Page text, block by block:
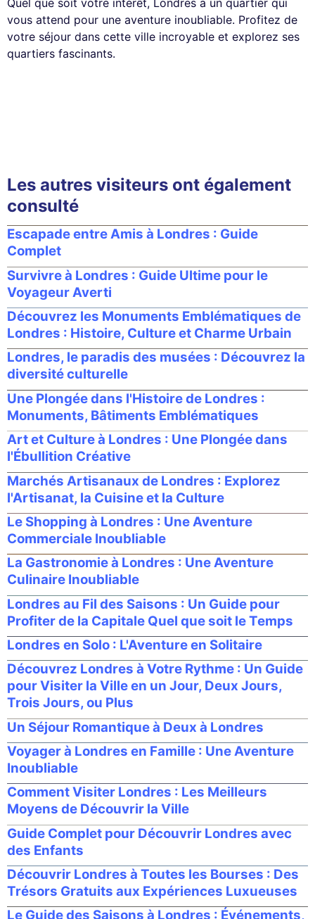
Quel que soit votre intérêt, Londres a un quartier qui
vous attend pour une aventure inoubliable. Profitez de
votre séjour dans cette ville incroyable et explorez ses
quartiers fascinants.
Les autres visiteurs ont également
consulté
Escapade entre Amis à Londres : Guide
Complet
Survivre à Londres : Guide Ultime pour le
Voyageur Averti
Découvrez les Monuments Emblématiques de
Londres : Histoire, Culture et Charme Urbain
Londres, le paradis des musées : Découvrez la
diversité culturelle
Une Plongée dans l'Histoire de Londres :
Monuments, Bâtiments Emblématiques
Art et Culture à Londres : Une Plongée dans
l'Ébullition Créative
Marchés Artisanaux de Londres : Explorez
l'Artisanat, la Cuisine et la Culture
Le Shopping à Londres : Une Aventure
Commerciale Inoubliable
La Gastronomie à Londres : Une Aventure
Culinaire Inoubliable
Londres au Fil des Saisons : Un Guide pour
Profiter de la Capitale Quel que soit le Temps
Londres en Solo : L'Aventure en Solitaire
Découvrez Londres à Votre Rythme : Un Guide
pour Visiter la Ville en un Jour, Deux Jours,
Trois Jours, ou Plus
Un Séjour Romantique à Deux à Londres
Voyager à Londres en Famille : Une Aventure
Inoubliable
Comment Visiter Londres : Les Meilleurs
Moyens de Découvrir la Ville
Guide Complet pour Découvrir Londres avec
des Enfants
Découvrir Londres à Toutes les Bourses : Des
Trésors Gratuits aux Expériences Luxueuses
Le Guide des Saisons à Londres : Événements,